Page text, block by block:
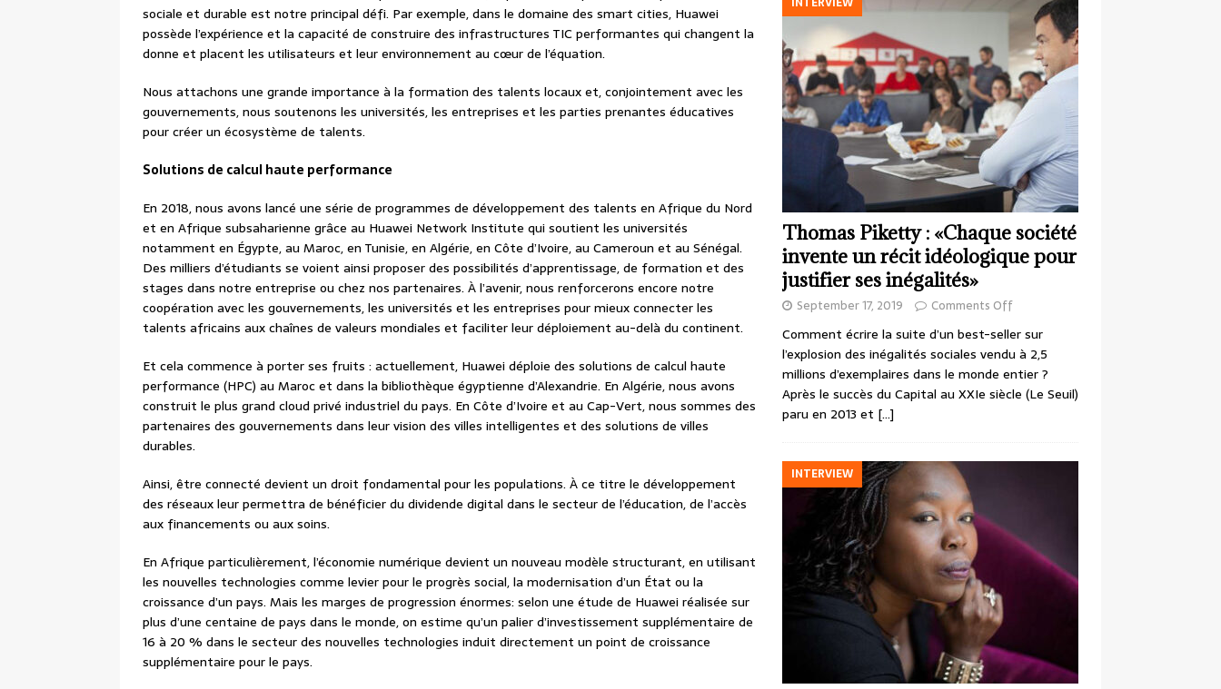
sociale et durable est notre principal défi. Par exemple, dans le domaine des smart cities, Huawei
possède l’expérience et la capacité de construire des infrastructures TIC performantes qui changent la
donne et placent les utilisateurs et leur environnement au cœur de l’équation.
Nous attachons une grande importance à la formation des talents locaux et, conjointement avec les
gouvernements, nous soutenons les universités, les entreprises et les parties prenantes éducatives
pour créer un écosystème de talents.
Solutions de calcul haute performance
En 2018, nous avons lancé une série de programmes de développement des talents en Afrique du Nord
et en Afrique subsaharienne grâce au Huawei Network Institute qui soutient les universités
notamment en Égypte, au Maroc, en Tunisie, en Algérie, en Côte d’Ivoire, au Cameroun et au Sénégal.
Des milliers d’étudiants se voient ainsi proposer des possibilités d’apprentissage, de formation et des
stages dans notre entreprise ou chez nos partenaires. À l’avenir, nous renforcerons encore notre
coopération avec les gouvernements, les universités et les entreprises pour mieux connecter les
talents africains aux chaînes de valeurs mondiales et faciliter leur déploiement au-delà du continent.
Et cela commence à porter ses fruits : actuellement, Huawei déploie des solutions de calcul haute
performance (HPC) au Maroc et dans la bibliothèque égyptienne d’Alexandrie. En Algérie, nous avons
construit le plus grand cloud privé industriel du pays. En Côte d’Ivoire et au Cap-Vert, nous sommes des
partenaires des gouvernements dans leur vision des villes intelligentes et des solutions de villes
durables.
Ainsi, être connecté devient un droit fondamental pour les populations. À ce titre le développement
des réseaux leur permettra de bénéficier du dividende digital dans le secteur de l’éducation, de l’accès
aux financements ou aux soins.
En Afrique particulièrement, l’économie numérique devient un nouveau modèle structurant, en utilisant
les nouvelles technologies comme levier pour le progrès social, la modernisation d’un État ou la
croissance d’un pays. Mais les marges de progression énormes: selon une étude de Huawei réalisée sur
plus d’une centaine de pays dans le monde, on estime qu’un palier d’investissement supplémentaire de
16 à 20 % dans le secteur des nouvelles technologies induit directement un point de croissance
supplémentaire pour le pays.
Thomas Piketty : «Chaque société
invente un récit idéologique pour
justifier ses inégalités»
September 17, 2019 Comments Off
Comment écrire la suite d’un best-seller sur
l’explosion des inégalités sociales vendu à 2,5
millions d’exemplaires dans le monde entier ?
Après le succès du Capital au XXIe siècle (Le Seuil)
paru en 2013 et […]
INTERVIEW